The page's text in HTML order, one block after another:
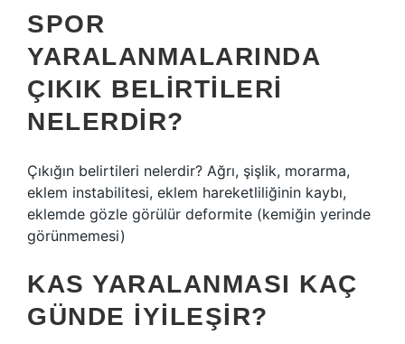
SPOR
YARALANMALARINDA
ÇIKIK BELIRTILERI
NELERDIR?
Çıkığın belirtileri nelerdir? Ağrı, şişlik, morarma,
eklem instabilitesi, eklem hareketliliğinin kaybı,
eklemde gözle görülür deformite (kemiğin yerinde
görünmemesi)
KAS YARALANMASI KAÇ
GÜNDE IYILEŞIR?